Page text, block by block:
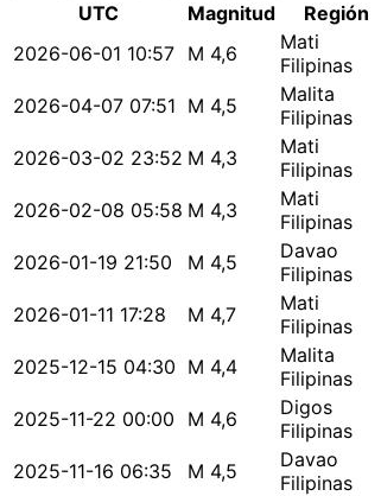
UTC
Magnitud Región
2026-06-01 10:57 M 4,6
Mati
Filipinas
2026-04-07 07:51 M 4,5
Malita
Filipinas
2026-03-02 23:52 M 4,3
Mati
Filipinas
2026-02-08 05:58 M 4,3
Mati
Filipinas
2026-01-19 21:50 M 4,5
Davao
Filipinas
2026-01-11 17:28 M 4,7
Mati
Filipinas
2025-12-15 04:30 M 4,4
Malita
Filipinas
2025-11-22 00:00 M 4,6
Digos
Filipinas
2025-11-16 06:35 M 4,5
Davao
Filipinas